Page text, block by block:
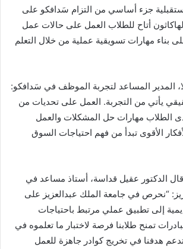
جزء أساسي من التزام سَدافكو على
أتاح للطلاب العمل على حالات عمل
بناء مهارات تسويقية عملية من خلال التعلم
المدير المساعد لتجربة الموظف في سَدافكو:
يأتي من التجربة. العمل على تحديات من
الطلاب مهارات حل المشكلات والعمل
الأقوى تبدأ من فهم احتياجات السوق
الدكتور عقيل قداسة، أستاذ مساعد في
“نحرص في جامعة الملك عبدالعزيز على
إلى تطبيق عملي مرتبط باحتياجات
تمنح طلابنا فرصة لاختبار ما تعلموه في
هدفنا في تخريج كوادر جاهزة للعمل